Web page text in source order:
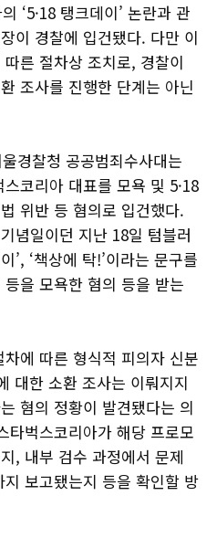
‘5·18 탱크데이’ 논란과 관
이 경찰에 입건됐다. 다만 이
른 절차상 조치로, 경찰이
조사를 진행한 단계는 아닌
경찰청 공공범죄수사대는
코리아 대표를 모욕 및 5·18
위반 등 혐의로 입건했다.
념일이던 지난 18일 텀블러
’, ‘책상에 탁!’이라는 문구를
을 모욕한 혐의 등을 받는
에 따른 형식적 피의자 신분
대한 소환 조사는 이뤄지지
혐의 정황이 발견됐다는 의
타벅스코리아가 해당 프로모
, 내부 검수 과정에서 문제
보고됐는지 등을 확인할 방